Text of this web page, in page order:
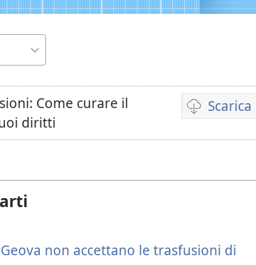
Come curare il
diritti
Scarica
Opzioni
per
non accettano le trasfusioni di